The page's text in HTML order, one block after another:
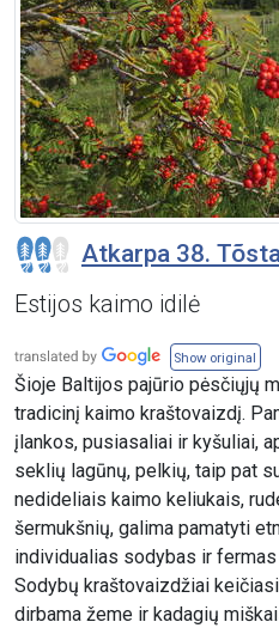
Atkarpa 38.
Estijos kaimo idilė
Show original
Šioje Baltijos pajūrio pėsčiųjų
tradicinį kaimo kraštovaizdį.
įlankos, pusiasaliai ir kyšuliai,
seklių lagūnų, pelkių, taip pat
nedideliais kaimo keliukais,
šermukšnių, galima pamatyti
individualias sodybas ir
Sodybų kraštovaizdžiai
dirbama žeme ir kadagių